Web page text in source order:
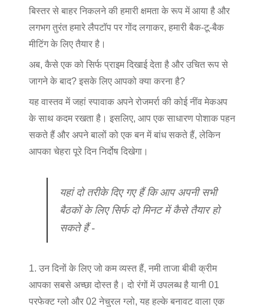
बिस्तर से बाहर निकलने की हमारी क्षमता के रूप में आया है और
लगभग तुरंत हमारे लैपटॉप पर गोंद लगाकर, हमारी बैक-टू-बैक
मीटिंग के लिए तैयार है।
अब, कैसे एक को सिर्फ प्राइम दिखाई देता है और उचित रूप से
जागने के बाद? इसके लिए आपको क्या करना है?
यह वास्तव में जहां स्पावाक अपने रोजमर्रा की कोई नींव मेकअप
के साथ कदम रखता है। इसलिए, आप एक साधारण पोशाक पहन
सकते हैं और अपने बालों को एक बन में बांध सकते हैं, लेकिन
आपका चेहरा पूरे दिन निर्दोष दिखेगा।
यहां दो तरीके दिए गए हैं कि आप अपनी सभी
बैठकों के लिए सिर्फ दो मिनट में कैसे तैयार हो
सकते हैं -
1. उन दिनों के लिए जो कम व्यस्त हैं, नमी ताजा बीबी क्रीम
आपका सबसे अच्छा दोस्त है। दो रंगों में उपलब्ध है यानी 01
परफेक्ट ग्लो और 02 नेचुरल ग्लो, यह हल्के बनावट वाला एक